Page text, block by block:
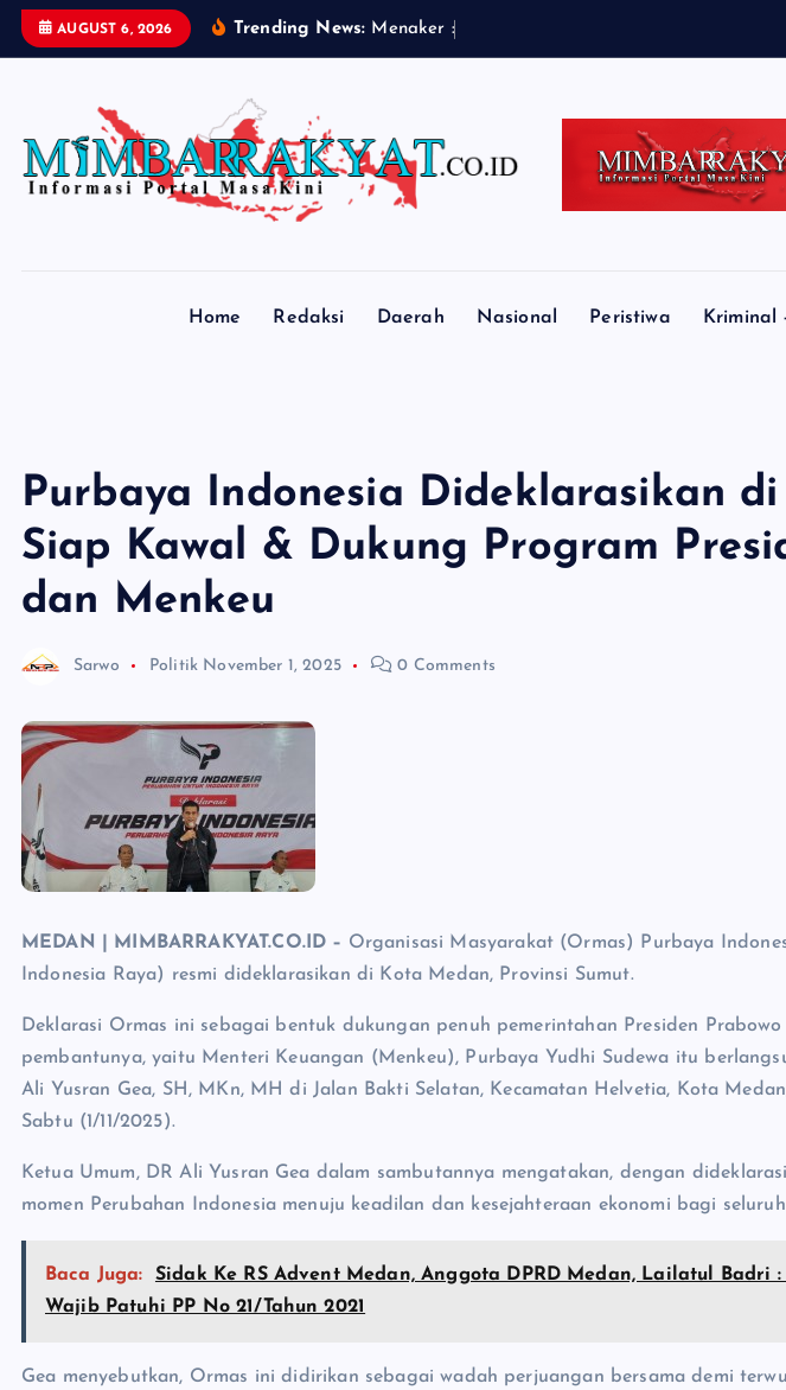
AUGUST 6, 2026 Trending News: M ena ker :
Home Redaksi Daerah Nasional Peristiwa Kriminal
Purbaya Indonesia Dideklarasikan di
Siap Kawal & Dukung Program
dan Menkeu
Sarwo Politik November 1, 2025 0 Comments
MEDAN | MIMBARRAKYAT.CO.ID – Organisasi Masyarakat (Ormas) Purbaya
Indonesia Raya) resmi dideklarasikan di Kota Medan, Provinsi Sumut.
Deklarasi Ormas ini sebagai bentuk dukungan penuh pemerintahan Presiden
pembantunya, yaitu Menteri Keuangan (Menkeu), Purbaya Yudhi Sudewa itu
Ali Yusran Gea, SH, MKn, MH di Jalan Bakti Selatan, Kecamatan Helvetia, Kota
Sabtu (1/11/2025).
Ketua Umum, DR Ali Yusran Gea dalam sambutannya mengatakan, dengan
momen Perubahan Indonesia menuju keadilan dan kesejahteraan ekonomi bagi
Baca Juga:
Sidak Ke RS Advent Medan, Anggota DPRD Medan, Lailatul Badri
Wajib Patuhi PP No 21/Tahun 2021
Gea menyebutkan, Ormas ini didirikan sebagai wadah perjuangan bersama demi